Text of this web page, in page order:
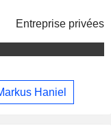
Entreprise privées
Haniel